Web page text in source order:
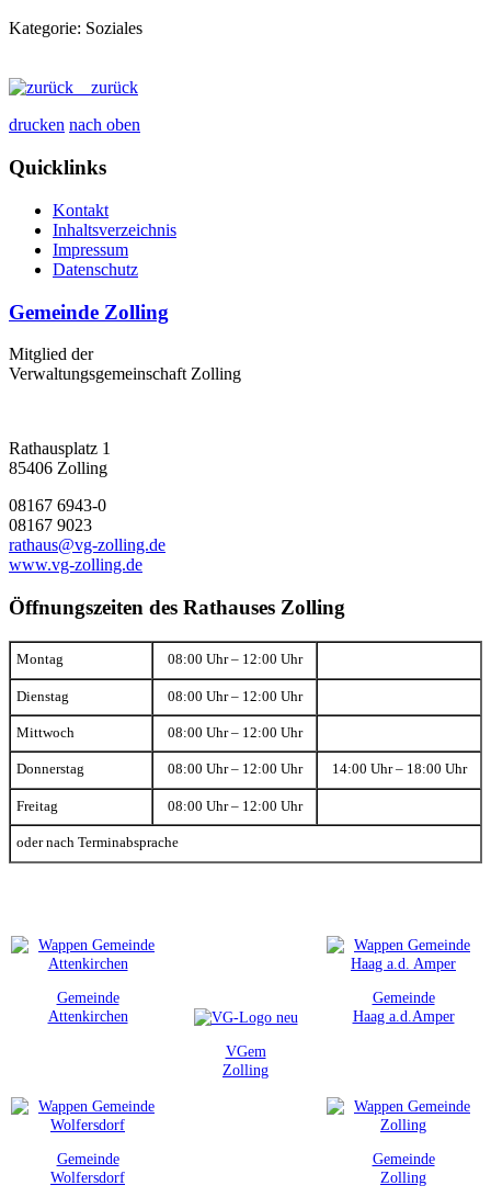
Kategorie: Soziales
zurück
drucken nach oben
Quicklinks
Kontakt
Inhaltsverzeichnis
Impressum
Datenschutz
Gemeinde Zolling
Mitglied der
Verwaltungsgemeinschaft Zolling
Rathausplatz 1
85406 Zolling
08167 6943-0
08167 9023
rathaus@vg-zolling.de
www.vg-zolling.de
Öffnungszeiten des Rathauses Zolling
Montag 08:00 Uhr – 12:00 Uhr
Dienstag 08:00 Uhr – 12:00 Uhr
Mittwoch 08:00 Uhr – 12:00 Uhr
Donnerstag 08:00 Uhr – 12:00 Uhr 14:00 Uhr – 18:00 Uhr
Freitag 08:00 Uhr – 12:00 Uhr
oder nach Terminabsprache
Gemeinde
Attenkirchen
VGem
Zolling
Gemeinde
Haag a.d.Amper
Gemeinde
Wolfersdorf
Gemeinde
Zolling